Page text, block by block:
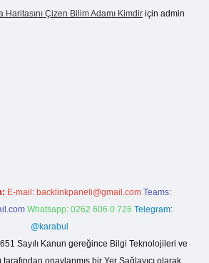
Çizen Bilim Adamı Kimdir için admin
E-mail: backlinkpaneli@gmail.com Teams:
Whatsapp: 0262 606 0 726 Telegram:
@karabul
Sayılı Kanun gereğince Bilgi Teknolojileri ve
tarafından onaylanmış bir Yer Sağlayıcı olarak